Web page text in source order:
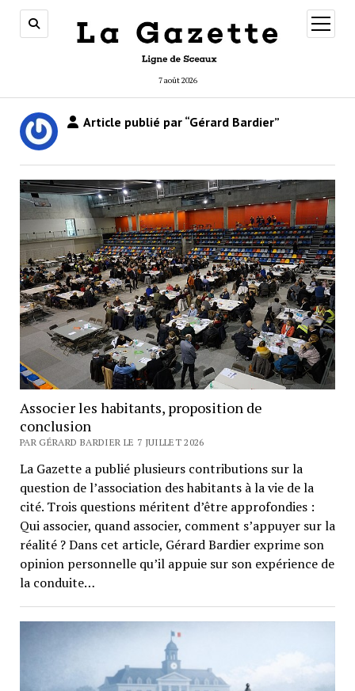
7 août 2026
ouvrir
menu
Article publié par “Gérard Bardier”
Associer les habitants, proposition de
conclusion
PAR GÉRARD BARDIER LE 7 JUILLET 2026
La Gazette a publié plusieurs contributions sur la
question de l’association des habitants à la vie de la
cité. Trois questions méritent d’être approfondies :
Qui associer, quand associer, comment s’appuyer sur la
réalité ? Dans cet article, Gérard Bardier exprime son
opinion personnelle qu’il appuie sur son expérience de
la conduite…